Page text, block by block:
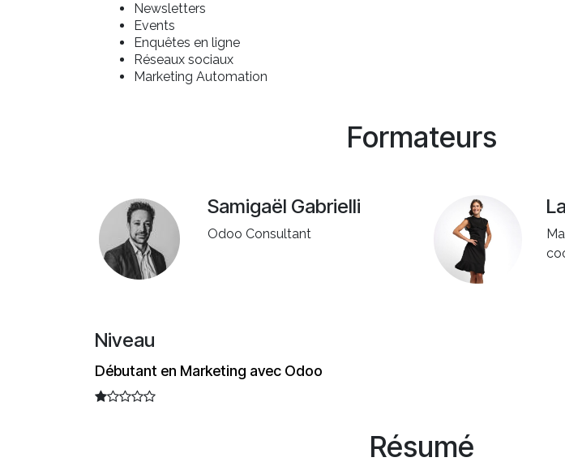
Newsletters
Events
Enquêtes en ligne
Réseaux sociaux
Marketing Automation
Formateurs
Samigaël Gabrielli
Odoo Consultant
Niveau
Débutant en Marketing avec Odoo
Résumé